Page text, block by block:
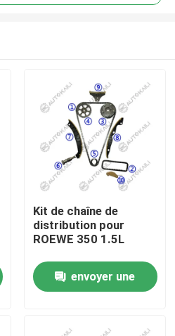
Kit de chaîne de
distribution pour
ROEWE 350 1.5L
envoyer une